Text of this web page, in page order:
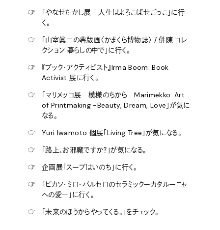
☞
「やなせたかし展 人生はよろこばせごっこ」に行
く。
☞
「山室眞二の薯版画〈かまくら博物誌〉 / 併陳 コレ
クション 暮らしの中で」に行く。
☞
『ブック・アクティビスト』Irma Boom: Book
Activist 展に行く。
☞
「マリメッコ展 模様のちから Marimekko: Art
of Printmaking -Beauty, Dream, Love」が気に
なる。
☞
Yuri Iwamoto 個展「Living Tree」が気になる。
☞
「路上、お邪魔ですか？」が気になる。
☞
企画展「スープはいのち」に行く。
☞
「ピカソ・ミロ・バルセロのセラミックーカタルーニャ
への愛ー」に行く。
☞
「未来のほうからやってくる。」をチェック。